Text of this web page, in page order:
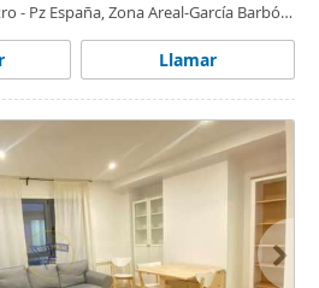
- Pz España, Zona Areal-García Barbón,
Llamar